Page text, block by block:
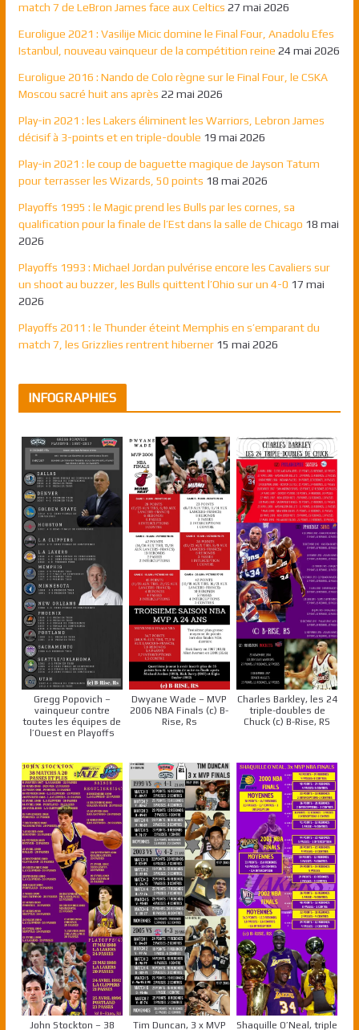
match 7 de LeBron James face aux Celtics 27 mai 2026
Euroligue 2021 : Vasilije Micic domine le Final Four, Anadolu Efes
Istanbul, nouveau vainqueur de la compétition reine 24 mai 2026
Euroligue 2016 : Nando de Colo règne sur le Final Four, le CSKA
Moscou sacré huit ans après 22 mai 2026
Play-in 2021 : les Lakers éliminent les Warriors, Lebron James
décisif à 3-points et en triple-double 19 mai 2026
Play-in 2021 : le coup de baguette magique de Jayson Tatum
pour terrasser les Wizards, 50 points 18 mai 2026
Playoffs 1995 : le Magic prend les Bulls par les cornes, sa
qualification pour la finale de l’Est dans la salle de Chicago 18 mai
2026
Playoffs 1993 : Michael Jordan pulvérise encore les Cavaliers sur
un shoot au buzzer, les Bulls quittent l’Ohio sur un 4-0 17 mai
2026
Playoffs 2011 : le Thunder éteint Memphis en s’emparant du
match 7, les Grizzlies rentrent hiberner 15 mai 2026
INFOGRAPHIES
Gregg Popovich –
vainqueur contre
toutes les équipes de
l’Ouest en Playoffs
Dwyane Wade – MVP
2006 NBA Finals (c) B-
Rise, Rs
Charles Barkley, les 24
triple-doubles de
Chuck (c) B-Rise, RS
John Stockton – 38 Tim Duncan, 3 x MVP Shaquille O’Neal, triple